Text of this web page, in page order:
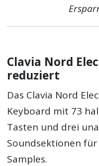
Clavia Nord
reduziert
Das Clavia Nord
Keyboard mit 73
Tasten und drei
Soundsektionen
Samples.